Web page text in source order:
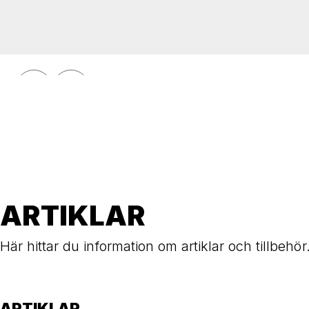
CYLVIA
Sittmöbel CYLVIA rund
ARTIKLAR
Här hittar du information om artiklar och tillbehör.